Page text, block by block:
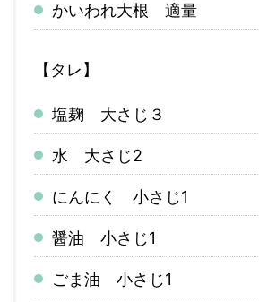
かいわれ大根 適量
【タレ】
塩麹 大さじ３
水 大さじ2
にんにく 小さじ1
醤油 小さじ1
ごま油 小さじ1